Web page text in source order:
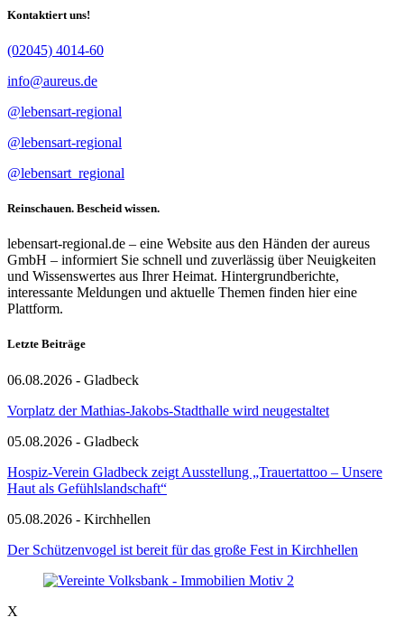
Kontaktiert uns!
(02045) 4014-60
info@aureus.de
@lebensart-regional
@lebensart-regional
@lebensart_regional
Reinschauen. Bescheid wissen.
lebensart-regional.de – eine Website aus den Händen der aureus
GmbH – informiert Sie schnell und zuverlässig über Neuigkeiten
und Wissenswertes aus Ihrer Heimat. Hintergrundberichte,
interessante Meldungen und aktuelle Themen finden hier eine
Plattform.
Letzte Beiträge
06.08.2026 - Gladbeck
Vorplatz der Mathias-Jakobs-Stadthalle wird neugestaltet
05.08.2026 - Gladbeck
Hospiz-Verein Gladbeck zeigt Ausstellung „Trauertattoo – Unsere
Haut als Gefühlslandschaft“
05.08.2026 - Kirchhellen
Der Schützenvogel ist bereit für das große Fest in Kirchhellen
X